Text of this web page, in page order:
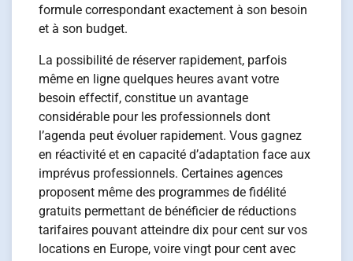
formule correspondant exactement à son besoin
et à son budget.
La possibilité de réserver rapidement, parfois
même en ligne quelques heures avant votre
besoin effectif, constitue un avantage
considérable pour les professionnels dont
l’agenda peut évoluer rapidement. Vous gagnez
en réactivité et en capacité d’adaptation face aux
imprévus professionnels. Certaines agences
proposent même des programmes de fidélité
gratuits permettant de bénéficier de réductions
tarifaires pouvant atteindre dix pour cent sur vos
locations en Europe, voire vingt pour cent avec